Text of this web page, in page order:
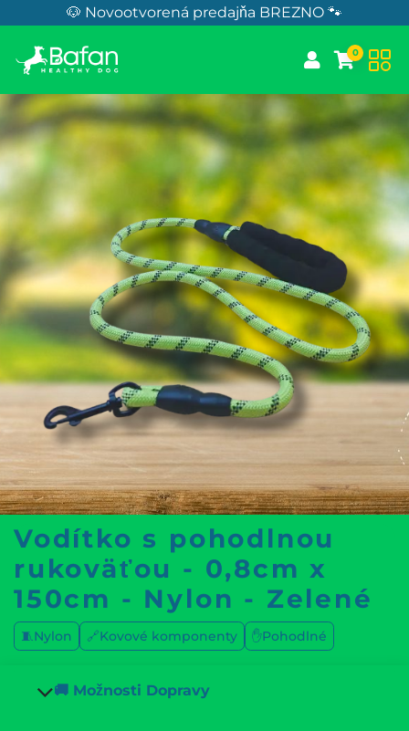
Skip to Content🐶 Novootvorená predajňa BREZNO 🐾
0
Vodítko s pohodlnou
rukoväťou - 0,8cm x
150cm - Nylon - Zelené
🧵Nylon 🔗Kovové komponenty ✋Pohodlné
🚚 Možnosti Dopravy